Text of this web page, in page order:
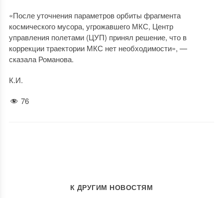
«После уточнения параметров орбиты фрагмента
космического мусора, угрожавшего МКС, Центр
управления полетами (ЦУП) принял решение, что в
коррекции траектории МКС нет необходимости», —
сказала Романова.
К.И.
76
К ДРУГИМ НОВОСТЯМ